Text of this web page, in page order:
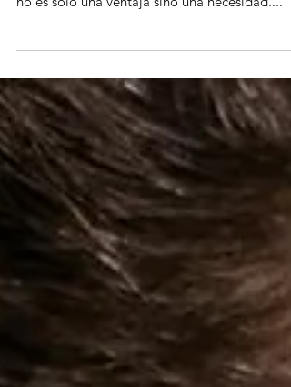
la profesionalización en un campo académico